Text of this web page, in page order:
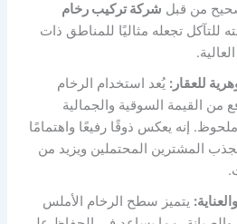
من قبل شركة تركيب رخام
للتآكل تجعله مثاليًا للمناطق ذات
للعقار: يُعد استخدام الرخام
من القيمة السوقية والجمالية
إنه يعكس ذوقًا رفيعًا واهتمامًا
المشترين المحتملين ويزيد من
يتميز سطح الرخام الأملس